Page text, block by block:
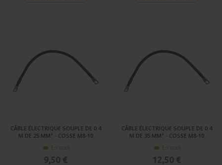
CÂBLE ÉLECTRIQUE SOUPLE DE 0.4
M DE 25 MM² - COSSE M8-10
En stock
9,50 €
CÂBLE ÉLECTRIQUE SOUPLE DE 0.4
M DE 35 MM² - COSSE M8-10
En stock
12,50 €